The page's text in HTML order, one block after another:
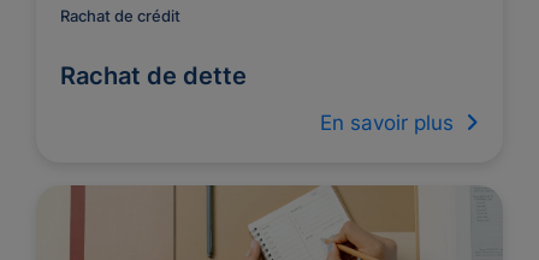
Rachat de crédit
Rachat de dette
En savoir plus